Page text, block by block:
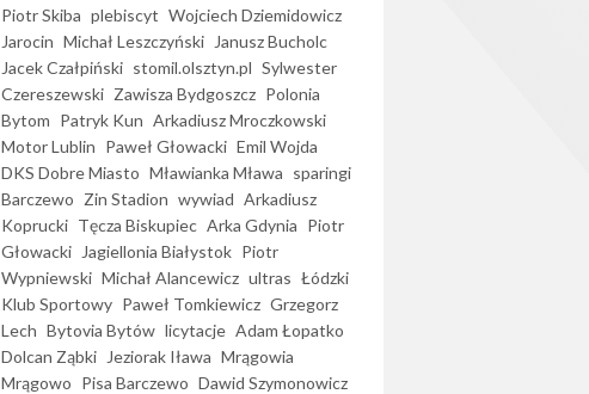
Piotr Skiba plebiscyt Wojciech Dziemidowicz
Jarocin Michał Leszczyński
Janusz Bucholc
Jacek Czałpiński stomil.olsztyn.pl Sylwester
Czereszewski Zawisza Bydgoszcz Polonia
Bytom Patryk Kun Arkadiusz Mroczkowski
Motor Lublin Paweł Głowacki Emil Wojda
DKS Dobre Miasto Mławianka Mława sparingi
Barczewo Zin Stadion wywiad Arkadiusz
Koprucki Tęcza Biskupiec Arka Gdynia Piotr
Głowacki
Jagiellonia Białystok Piotr
Wypniewski Michał Alancewicz ultras Łódzki
Klub Sportowy Paweł Tomkiewicz Grzegorz
Lech Bytovia Bytów licytacje Adam Łopatko
Dolcan Ząbki
Jeziorak Iława Mrągowia
Mrągowo Pisa Barczewo Dawid Szymonowicz